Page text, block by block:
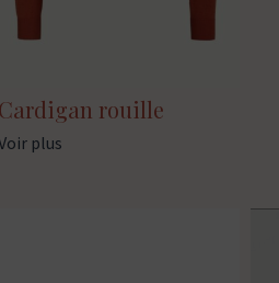
rouille
plus